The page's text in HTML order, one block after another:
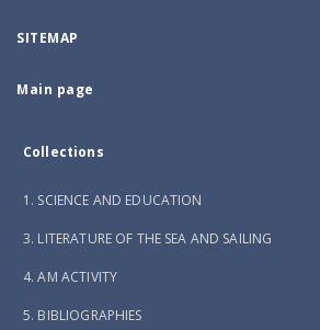
SITEMAP
Main page
Collections
1. SCIENCE AND EDUCATION
3. LITERATURE OF THE SEA AND SAILING
4. AM ACTIVITY
5. BIBLIOGRAPHIES